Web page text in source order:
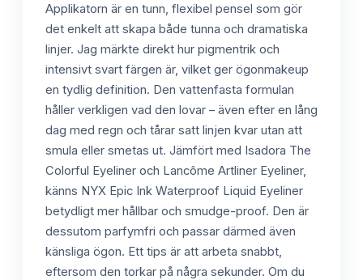
Applikatorn är en tunn, flexibel pensel som gör
det enkelt att skapa både tunna och dramatiska
linjer. Jag märkte direkt hur pigmentrik och
intensivt svart färgen är, vilket ger ögonmakeup
en tydlig definition. Den vattenfasta formulan
håller verkligen vad den lovar – även efter en lång
dag med regn och tårar satt linjen kvar utan att
smula eller smetas ut. Jämfört med Isadora The
Colorful Eyeliner och Lancôme Artliner Eyeliner,
känns NYX Epic Ink Waterproof Liquid Eyeliner
betydligt mer hållbar och smudge-proof. Den är
dessutom parfymfri och passar därmed även
känsliga ögon. Ett tips är att arbeta snabbt,
eftersom den torkar på några sekunder. Om du